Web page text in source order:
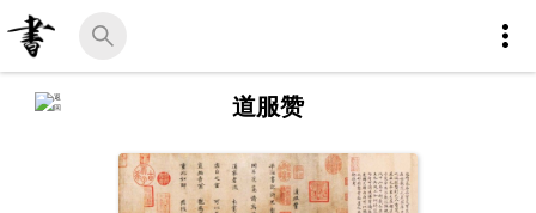
道服赞